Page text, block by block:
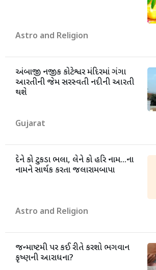
Astro and Religion
અંબાજી નજીક કોટેશ્વર મંદિરમાં ગંગા
આરતીની જેમ સરસ્વતી નદીની આરતી
થશે
Gujarat
દેને કો ટુકડા ભલા, લેને કો હરિ નામ...ના
નામને સાર્થક કરતા જલારામબાપા
Astro and Religion
જન્માષ્ટમી પર કઈ રીતે કરશો ભગવાન
કૃષ્ણની આરાધના?